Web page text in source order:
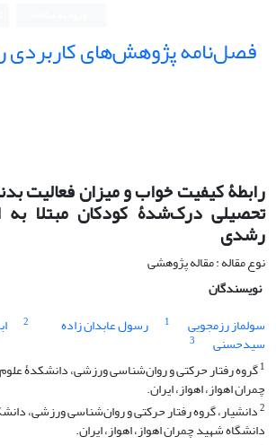
فصل‌نامه پژوهش‌های کاربردی
رابطۀ کیفیت خواب و میزان فعالیت
تحصیلی درک‌شدۀ کودکان مبتلا به
رشدی
نوع مقاله : مقاله پژوهشی
نویسندگان
سولماز رزمجویی
1 رسول عابدان زاده 2
سیدحسنی
3
1گروه رفتار حرکتی و روان‌شناسی ورزشی، دانشکدۀ
چمران اهواز، اهواز، ایران.
2دانشیار، گروه رفتار حرکتی و روان‌شناسی ورزشی،
دانشگاه شهید چمران اهواز، اهواز، ایران.